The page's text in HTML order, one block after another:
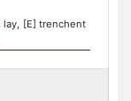
lay, [E] trenchent